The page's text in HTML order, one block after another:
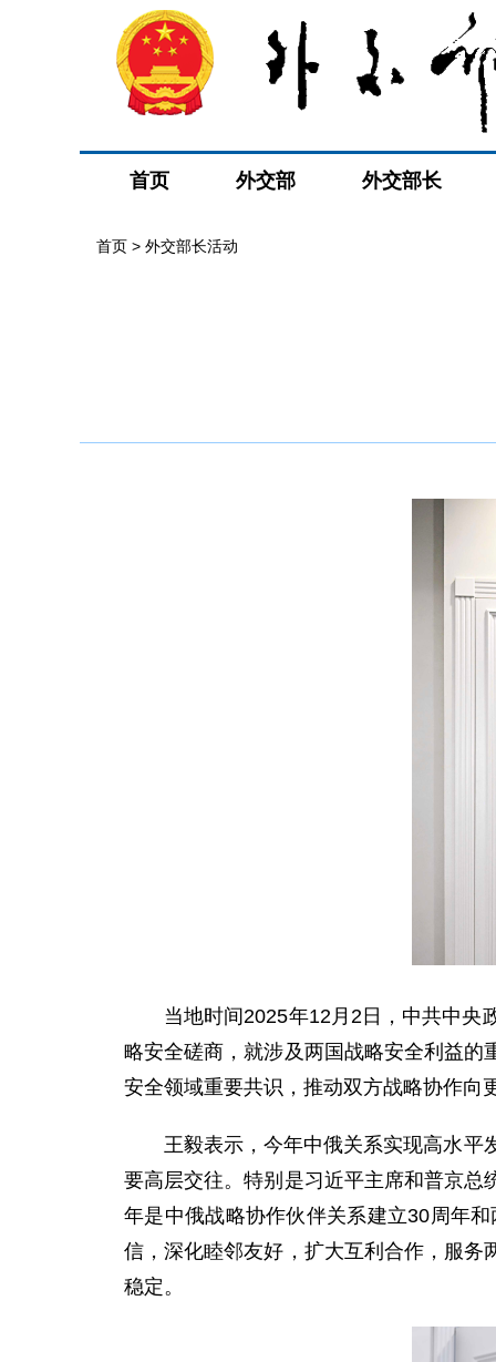
首页 外交部 外交部长
首页 > 外交部长活动
当地时间2025年12月2日，中共中央
略安全磋商，就涉及两国战略安全利益的
安全领域重要共识，推动双方战略协作向
王毅表示，今年中俄关系实现高水平
要高层交往。特别是习近平主席和普京总
年是中俄战略协作伙伴关系建立30周年
信，深化睦邻友好，扩大互利合作，服
稳定。